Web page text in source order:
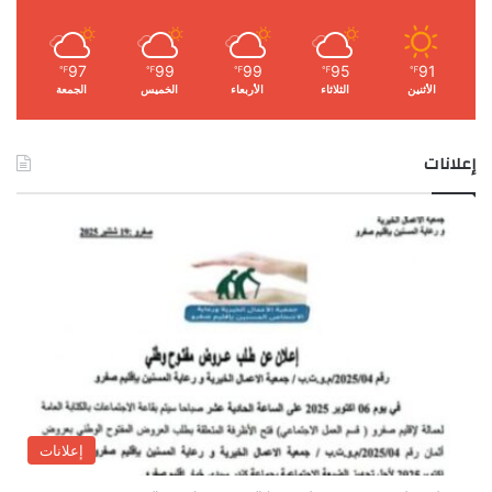
91
℉
الأثنين
95
℉
الثلاثاء
99
℉
الأربعاء
99
℉
الخميس
97
℉
الجمعة
إعلانات
إعلانات